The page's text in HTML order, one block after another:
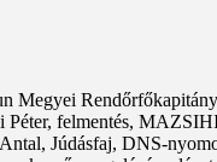
Megyei
Péter, felmentés,
Júdásfaj, DNS-